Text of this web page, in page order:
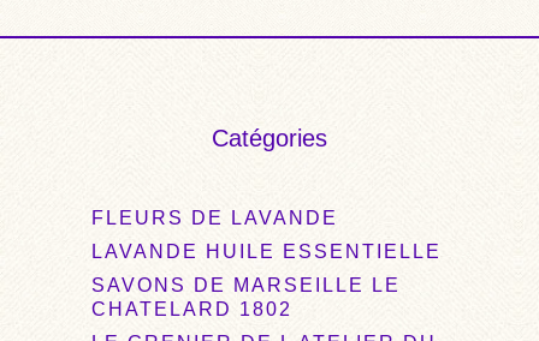
Catégories
FLEURS DE LAVANDE
LAVANDE HUILE ESSENTIELLE
SAVONS DE MARSEILLE LE
CHATELARD 1802